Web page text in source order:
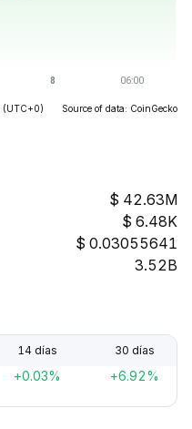
(UTC+0) Source of data: CoinGecko
42.63M
6.48K
0.03055641
3.52B
14 días 30 días
+0.03% +6.92%